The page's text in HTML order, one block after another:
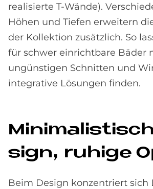
realisierte T-Wände).
Höhen und Tiefen erweitern
der Kollektion zusätzlich. So
für schwer einrichtbare Bäder
ungünstigen Schnitten und
integrative Lösungen finden.
sign, ru­hi­ge
Beim Design konzentriert sich